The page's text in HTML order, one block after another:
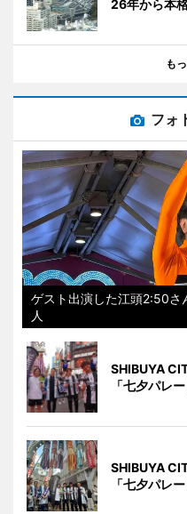
26年から本
も
フォ
ゲスト出演した江頭2:50
人
SHIBUYA
「七夕パレー
SHIBUYA
「七夕パレー